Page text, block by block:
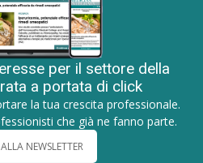
per il settore della
a portata di click
la tua crescita professionale.
che già ne fanno parte.
NEWSLETTER